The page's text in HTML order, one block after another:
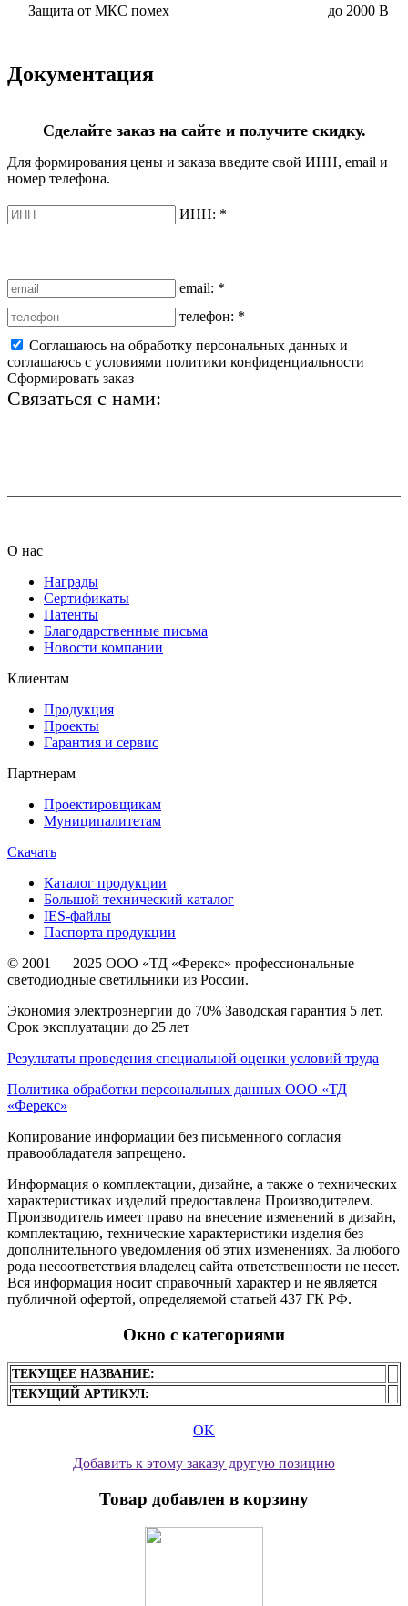
Защита от МКС помех
до 2000 В
Документация
Сделайте заказ на сайте и получите скидку.
Для формирования цены и заказа введите свой ИНН, email и
номер телефона.
ИНН: *
email: *
телефон: *
Соглашаюсь на обработку персональных данных и
соглашаюсь с условиями политики конфиденциальности
Сформировать заказ
Связаться с нами:
О нас
Награды
Сертификаты
Патенты
Благодарственные письма
Новости компании
Клиентам
Продукция
Проекты
Гарантия и сервис
Партнерам
Проектировщикам
Муниципалитетам
Скачать
Каталог продукции
Большой технический каталог
IES-файлы
Паспорта продукции
© 2001 — 2025 ООО «ТД «Ферекс» профессиональные
светодиодные светильники из России.
Экономия электроэнергии до 70% Заводская гарантия 5 лет.
Срок эксплуатации до 25 лет
Результаты проведения специальной оценки условий труда
Политика обработки персональных данных ООО «ТД
«Ферекс»
Копирование информации без письменного согласия
правообладателя запрещено.
Информация о комплектации, дизайне, а также о технических
характеристиках изделий предоставлена Производителем.
Производитель имеет право на внесение изменений в дизайн,
комплектацию, технические характеристики изделия без
дополнительного уведомления об этих изменениях. За любого
рода несоответствия владелец сайта ответственности не несет.
Вся информация носит справочный характер и не является
публичной офертой, определяемой статьей 437 ГК РФ.
Окно с категориями
ТЕКУЩЕЕ НАЗВАНИЕ:
ТЕКУЩИЙ АРТИКУЛ:
OK
Добавить к этому заказу другую позицию
Товар добавлен в корзину